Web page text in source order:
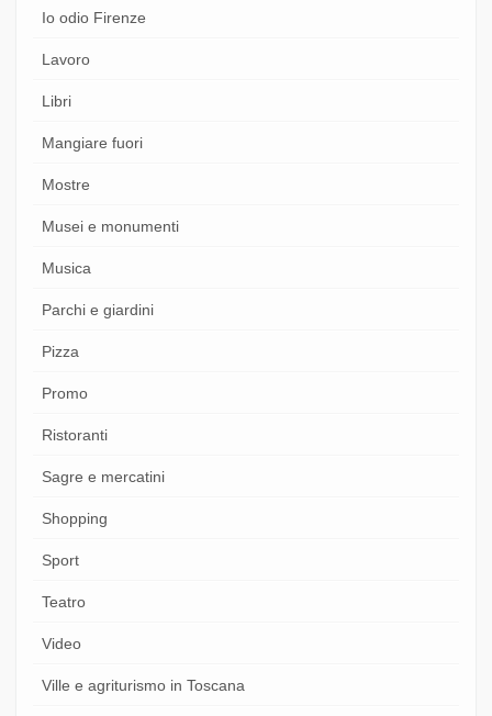
Io odio Firenze
Lavoro
Libri
Mangiare fuori
Mostre
Musei e monumenti
Musica
Parchi e giardini
Pizza
Promo
Ristoranti
Sagre e mercatini
Shopping
Sport
Teatro
Video
Ville e agriturismo in Toscana